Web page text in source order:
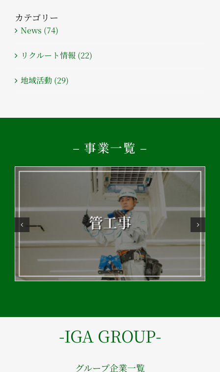
カテゴリー
News (74)
リクルート情報 (22)
地域活動 (29)
– 事業一覧 –
-IGA GROUP-
グループ企業一覧